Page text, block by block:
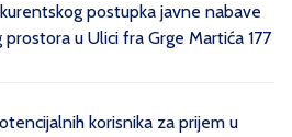
postupka javne nabave
u Ulici fra Grge Martića 177
korisnika za prijem u